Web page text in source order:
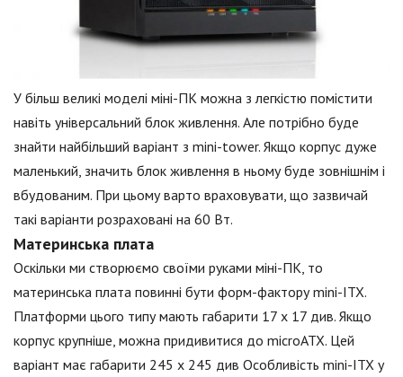
У більш великі моделі міні-ПК можна з легкістю помістити
навіть універсальний блок живлення. Але потрібно буде
знайти найбільший варіант з mini-tower. Якщо корпус дуже
маленький, значить блок живлення в ньому буде зовнішнім і
вбудованим. При цьому варто враховувати, що зазвичай
такі варіанти розраховані на 60 Вт.
Материнська плата
Оскільки ми створюємо своїми руками міні-ПК, то
материнська плата повинні бути форм-фактору mini-ITX.
Платформи цього типу мають габарити 17 х 17 див. Якщо
корпус крупніше, можна придивитися до microATX. Цей
варіант має габарити 245 х 245 див Особливість mini-ITX у